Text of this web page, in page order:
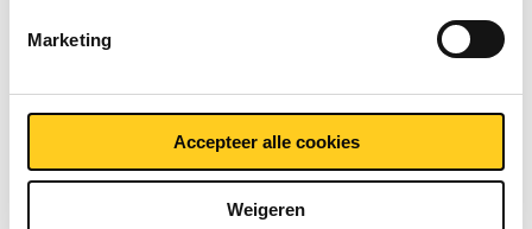
Marketing
Accepteer alle cookies
Weigeren